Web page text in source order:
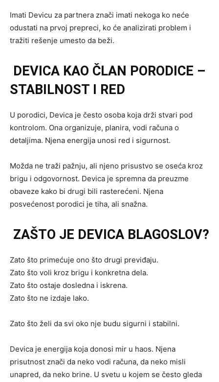
Imati Devicu za partnera znači imati nekoga ko neće
odustati na prvoj prepreci, ko će analizirati problem i
tražiti rešenje umesto da beži.
DEVICA KAO ČLAN PORODICE –
STABILNOST I RED
U porodici, Devica je često osoba koja drži stvari pod
kontrolom. Ona organizuje, planira, vodi računa o
detaljima. Njena energija unosi red i sigurnost.
Možda ne traži pažnju, ali njeno prisustvo se oseća kroz
brigu i odgovornost. Devica je spremna da preuzme
obaveze kako bi drugi bili rasterećeni. Njena
posvećenost porodici je tiha, ali snažna.
ZAŠTO JE DEVICA BLAGOSLOV?
Zato što primećuje ono što drugi previđaju.
Zato što voli kroz brigu i konkretna dela.
Zato što ostaje dosledna i iskrena.
Zato što ne izdaje lako.
Zato što želi da svi oko nje budu sigurni i stabilni.
Devica je energija koja donosi mir u haos. Njena
prisutnost znači da neko vodi računa, da neko misli
unapred, da neko brine. U svetu u kojem se često gleda